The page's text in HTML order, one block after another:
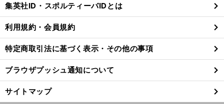
る
集英社ID・スポルティーバIDとは
利用規約・会員規約
特定商取引法に基づく表示・その他の事項
ブラウザプッシュ通知について
サイトマップ